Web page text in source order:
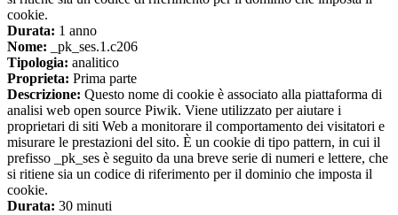
cookie.
Durata: 1 anno
Nome: _pk_ses.1.c206
Tipologia: analitico
Proprieta: Prima parte
Descrizione: Questo nome di cookie è associato alla piattaforma di
analisi web open source Piwik. Viene utilizzato per aiutare i
proprietari di siti Web a monitorare il comportamento dei visitatori e
misurare le prestazioni del sito. È un cookie di tipo pattern, in cui il
prefisso _pk_ses è seguito da una breve serie di numeri e lettere, che
si ritiene sia un codice di riferimento per il dominio che imposta il
cookie.
Durata: 30 minuti